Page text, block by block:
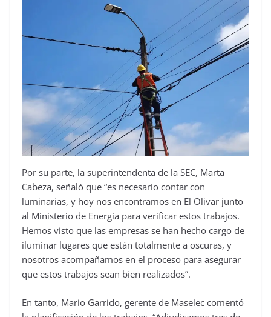
Por su parte, la superintendenta de la SEC, Marta
Cabeza, señaló que “es necesario contar con
luminarias, y hoy nos encontramos en El Olivar junto
al Ministerio de Energía para verificar estos trabajos.
Hemos visto que las empresas se han hecho cargo de
iluminar lugares que están totalmente a oscuras, y
nosotros acompañamos en el proceso para asegurar
que estos trabajos sean bien realizados”.
En tanto, Mario Garrido, gerente de Maselec comentó